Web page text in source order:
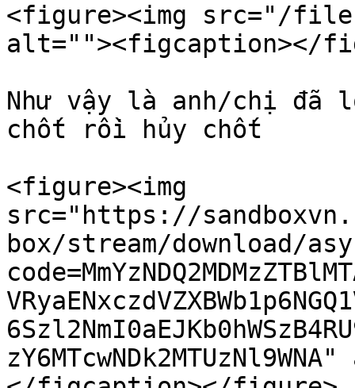
<figure><img src="/files/
alt=""><figcaption></
Như vậy là anh/chị đã
chốt rồi hủy chốt
<figure><img
src="https://
box/stream/download/